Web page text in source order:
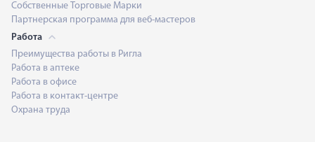
Собственные Торговые Марки
Партнерская программа для веб-мастеров
Работа
Преимущества работы в Ригла
Работа в аптеке
Работа в офисе
Работа в контакт-центре
Охрана труда